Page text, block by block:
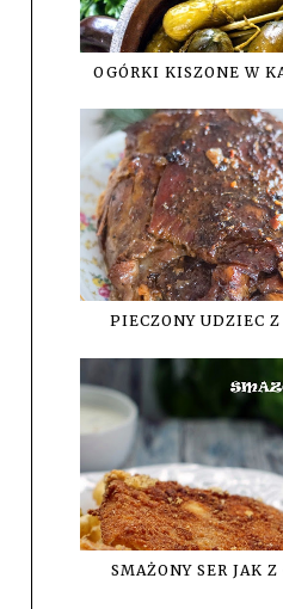
OGÓRKI KISZONE W
PIECZONY UDZIEC
SMAŻONY SER JAK Z